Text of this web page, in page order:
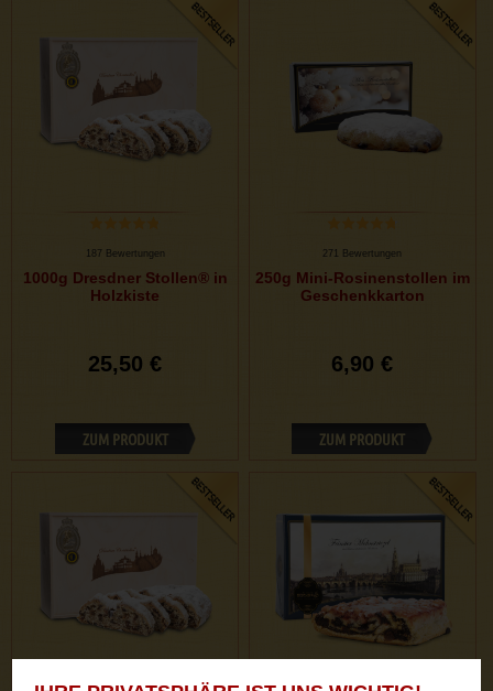
187 Bewertungen
1000g Dresdner Stollen® in
Holzkiste
25,50 €
ZUM PRODUKT
271 Bewertungen
250g Mini-Rosinenstollen im
Geschenkkarton
6,90 €
ZUM PRODUKT